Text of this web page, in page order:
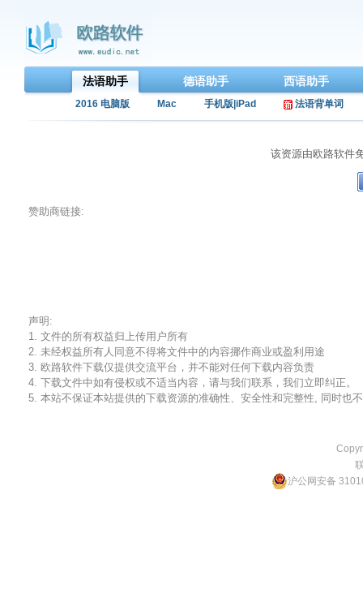
法语助手 德语助手 西语助手
2016 电脑版 Mac 手机版|iPad 法语背单词
该资源由欧路软件
赞助商链接:
声明:
1. 文件的所有权益归上传用户所有
2. 未经权益所有人同意不得将文件中的内容挪作商业或盈利用途
3. 欧路软件下载仅提供交流平台，并不能对任何下载内容负责
4. 下载文件中如有侵权或不适当内容，请与我们联系，我们立即纠正。
5. 本站不保证本站提供的下载资源的准确性、安全性和完整性, 同时也
沪公网安备